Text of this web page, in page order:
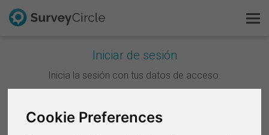
Cookie Preferences
Iniciar de sesión
Inicia la sesión con tus datos de acceso.
Continuar con Google
Esto es SurveyCircle